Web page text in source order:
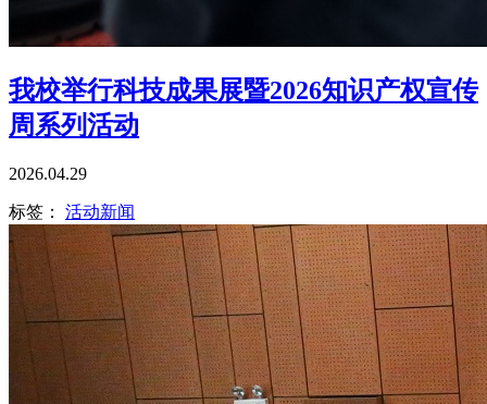
我校举行科技成果展暨2026知识产权宣传
周系列活动
2026.04.29
标签： 活动新闻